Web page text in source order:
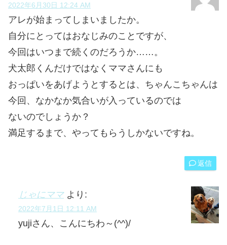
2022年6月30日 12:24 AM
アレが始まってしまいましたか。
自分にとってはおなじみのことですが、
今回はいつまで続くのだろうか……。
犬太郎くんだけではなくママさんにも
おっぱいをあげようとするとは、ちゃんこちゃんは
今回、なかなか気合いが入っているのでは
ないのでしょうか？
満足するまで、やってもらうしかないですね。
返信
じゃにママ より:
2022年7月1日 12:11 AM
yujiさん、こんにちわ～(^^)/